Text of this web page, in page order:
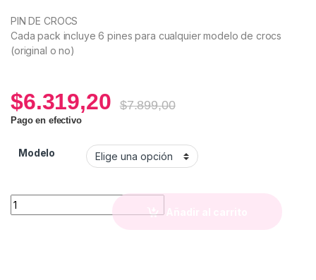
PIN DE CROCS
Cada pack incluye 6 pines para cualquier modelo de crocs
(original o no)
$6.319,20 $7.899,00
Pago en efectivo
Modelo
Pines para Crocs (pack x6) quantity